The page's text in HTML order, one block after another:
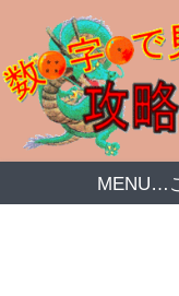
MENU…